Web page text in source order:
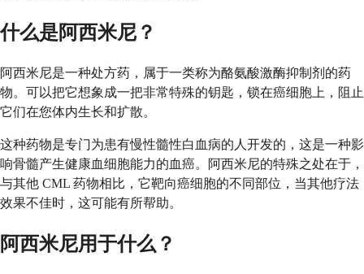
什么是阿西米尼？
阿西米尼是一种处方药，属于一类称为酪氨酸激酶抑制剂的药
物。可以把它想象成一把非常特殊的钥匙，锁在癌细胞上，阻止
它们在您体内生长和扩散。
这种药物是专门为患有慢性髓性白血病的人开发的，这是一种影
响骨髓产生健康血细胞能力的血癌。阿西米尼的特殊之处在于，
与其他 CML 药物相比，它靶向癌细胞的不同部位，当其他疗法
效果不佳时，这可能有所帮助。
阿西米尼用于什么？